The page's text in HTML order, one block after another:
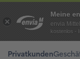
Meine
envia
kostenlos -
Privatkunden